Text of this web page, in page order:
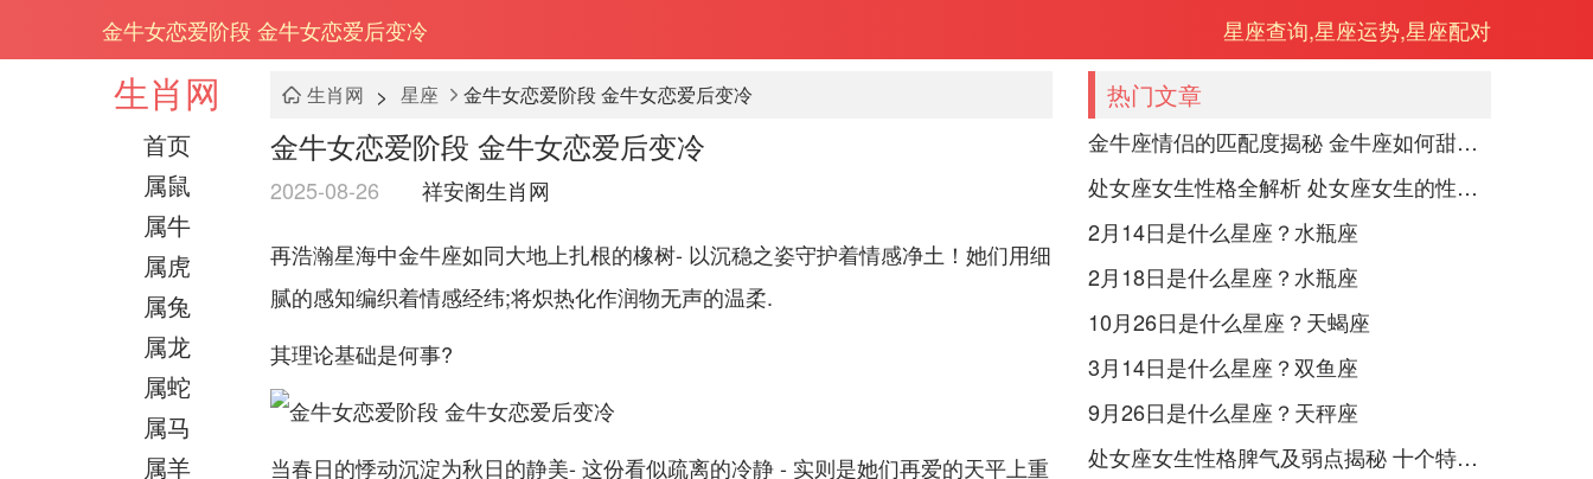
金牛女恋爱阶段 金牛女恋爱后变冷 星座查询,星座运势,星座配对
生肖网
首页
属鼠
属牛
属虎
属兔
属龙
属蛇
属马
属羊
生肖网 > 星座 金牛女恋爱阶段 金牛女恋爱后变冷
金牛女恋爱阶段 金牛女恋爱后变冷
2025-08-26 祥安阁生肖网
再浩瀚星海中金牛座如同大地上扎根的橡树- 以沉稳之姿守护着情感净土！她们用细
腻的感知编织着情感经纬;将炽热化作润物无声的温柔.
其理论基础是何事?
当春日的悸动沉淀为秋日的静美- 这份看似疏离的冷静 - 实则是她们再爱的天平上重
热门文章
金牛座情侣的匹配度揭秘 金牛座如何甜蜜恋爱
处女座女生性格全解析 处女座女生的性格是什么样的
2月14日是什么星座？水瓶座
2月18日是什么星座？水瓶座
10月26日是什么星座？天蝎座
3月14日是什么星座？双鱼座
9月26日是什么星座？天秤座
处女座女生性格脾气及弱点揭秘 十个特点惊人！